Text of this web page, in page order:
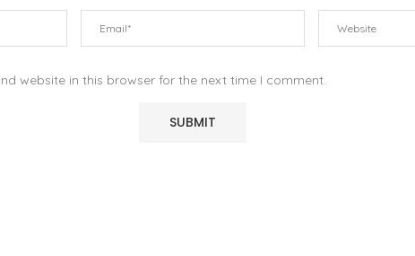
website in this browser for the next time I comment.